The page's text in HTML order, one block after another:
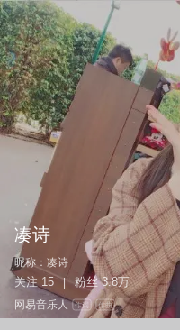
凑诗
昵称： 凑诗
关注 15 | 粉丝 3.8万
网易音乐人 作词 作曲